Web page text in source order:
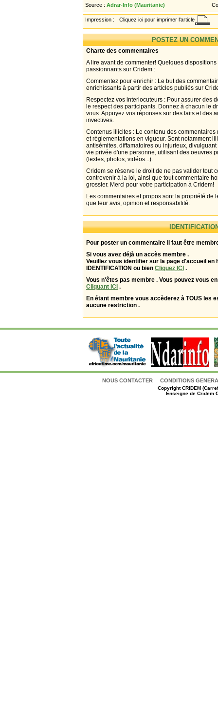
Source : Adrar-Info (Mauritanie)
Impression : Cliquez ici pour imprimer l'article
POSTEZ UN
Charte des commentaires
A lire avant de commenter! Quelques
passionnants sur Cridem :
Commentez pour enrichir : Le but des
enrichissants à partir des articles publiés sur
Respectez vos interlocuteurs : Pour assurer des
le respect des participants. Donnez à chacun le
vous. Appuyez vos réponses sur des faits et des
invectives.
Contenus illicites : Le contenu des
et réglementations en vigueur. Sont notamment
antisémites, diffamatoires ou injurieux,
vie privée d'une personne, utilisant des oeuvres
(textes, photos, vidéos...).
Cridem se réserve le droit de ne pas valider tout
contrevenir à la loi, ainsi que tout commentaire
grossier. Merci pour votre participation à Cridem!
Les commentaires et propos sont la propriété de
que leur avis, opinion et responsabilité.
Pour poster un commentaire il faut être
Si vous avez déjà un accès membre .
Veuillez vous identifier sur la page d'accueil en
IDENTIFICATION ou bien Cliquez ICI .
Vous n'êtes pas membre . Vous pouvez vous
Cliquant ICI .
En étant membre vous accèderez à TOUS les
aucune restriction .
NOUS CONTACTER CONDITIONS
CopyrightCRIDEM
Enseigne de Cridem